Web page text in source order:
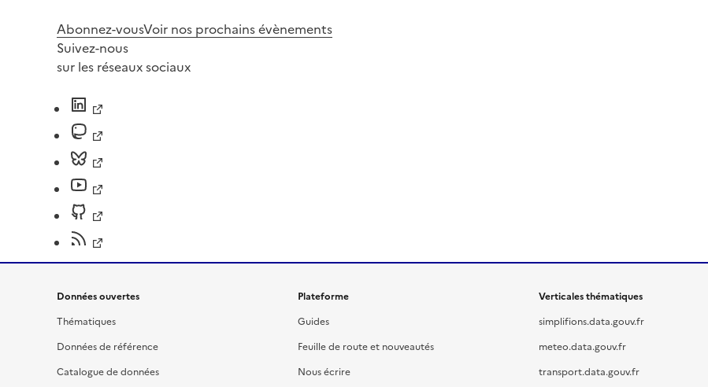
Abonnez-vousVoir nos prochains évènements
Suivez-nous
sur les réseaux sociaux
Données ouvertes
Thématiques
Données de référence
Catalogue de données
Plateforme
Guides
Feuille de route et nouveautés
Nous écrire
Verticales thématiques
simplifions.data.gouv.fr
meteo.data.gouv.fr
transport.data.gouv.fr